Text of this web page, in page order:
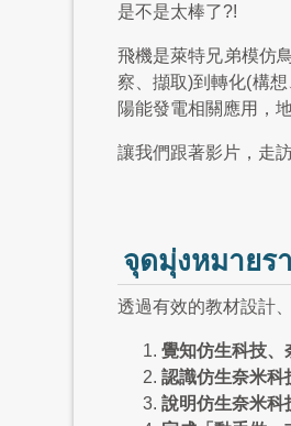
是不是太棒了?!
飛機是萊特兄弟模仿
察、擷取)到轉化(構
陽能發電相關應用，
讓我們跟著影片，走
จุดมุ่งหมายร
透過有效的教材設計
覺知仿生科技、
認識仿生奈米科
說明仿生奈米科